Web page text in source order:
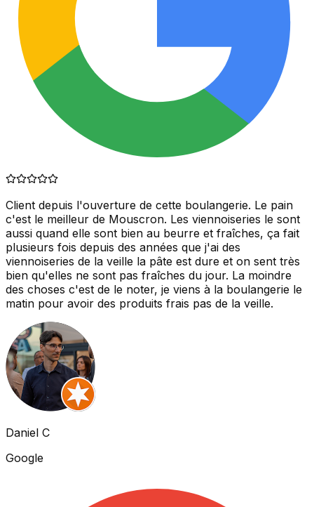
Client depuis l'ouverture de cette boulangerie. Le pain
c'est le meilleur de Mouscron. Les viennoiseries le sont
aussi quand elle sont bien au beurre et fraîches, ça fait
plusieurs fois depuis des années que j'ai des
viennoiseries de la veille la pâte est dure et on sent très
bien qu'elles ne sont pas fraîches du jour. La moindre
des choses c'est de le noter, je viens à la boulangerie le
matin pour avoir des produits frais pas de la veille.
Daniel C
Google